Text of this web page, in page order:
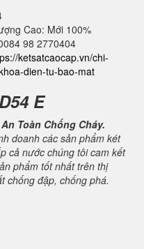
Cao: Mới 100%
98 2770404
ketsatcaocap.vn/chi-
dien-tu-bao-mat
E
Toàn Chống Cháy.
doanh các sản phẩm két
cả nước chúng tôi cam kết
phẩm tốt nhất trên thị
chống đập, chống phá.